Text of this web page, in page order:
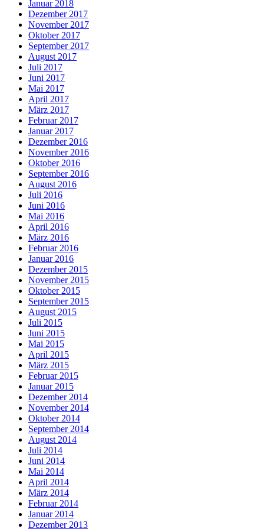
Januar 2018
Dezember 2017
November 2017
Oktober 2017
September 2017
August 2017
Juli 2017
Juni 2017
Mai 2017
April 2017
März 2017
Februar 2017
Januar 2017
Dezember 2016
November 2016
Oktober 2016
September 2016
August 2016
Juli 2016
Juni 2016
Mai 2016
April 2016
März 2016
Februar 2016
Januar 2016
Dezember 2015
November 2015
Oktober 2015
September 2015
August 2015
Juli 2015
Juni 2015
Mai 2015
April 2015
März 2015
Februar 2015
Januar 2015
Dezember 2014
November 2014
Oktober 2014
September 2014
August 2014
Juli 2014
Juni 2014
Mai 2014
April 2014
März 2014
Februar 2014
Januar 2014
Dezember 2013